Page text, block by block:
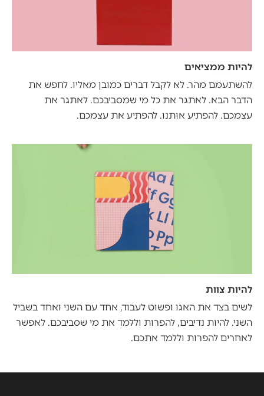
להיות ממציאים
להשתעמם מהר. לא לקבל דברים כמובן מאליו. לחפש את
הדבר הבא. לאתגר את כל מי שמסביבכם. לאתגר את
עצמכם. להפתיע אותנו. להפתיע את עצמכם.
להיות צוות
לשים בצד את האגו ופשוט לעבוד, אחד עם השני ואחד בשביל
השני. להיות נדיבים, להפרות וללמד את מי שסביבכם. לאפשר
לאחרים להפרות וללמד אתכם.